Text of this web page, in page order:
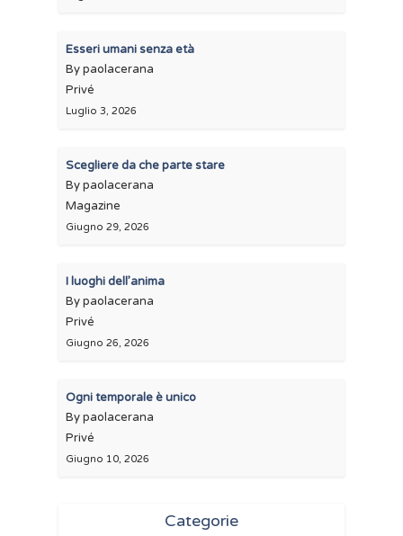
Esseri umani senza età
By paolacerana
Privé
Luglio 3, 2026
Scegliere da che parte stare
By paolacerana
Magazine
Giugno 29, 2026
I luoghi dell’anima
By paolacerana
Privé
Giugno 26, 2026
Ogni temporale è unico
By paolacerana
Privé
Giugno 10, 2026
Categorie